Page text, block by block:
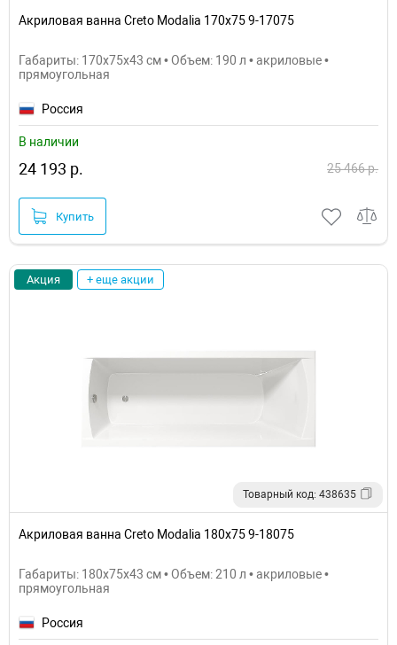
Акриловая ванна Creto Modalia 170х75 9-17075
Габариты: 170x75x43 см • Объем: 190 л • акриловые •
прямоугольная
Россия
В наличии
24 193 р. 25 466 р.
Купить
Акция + еще акции
Товарный код: 438635
Акриловая ванна Creto Modalia 180х75 9-18075
Габариты: 180x75x43 см • Объем: 210 л • акриловые •
прямоугольная
Россия